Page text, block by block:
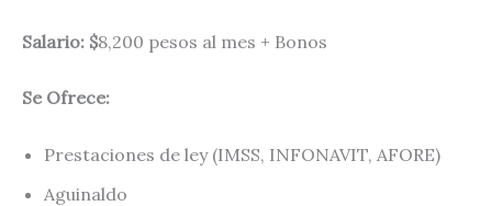
Salario: $8,200 pesos al mes + Bonos
Se Ofrece:
Prestaciones de ley (IMSS, INFONAVIT, AFORE)
Aguinaldo